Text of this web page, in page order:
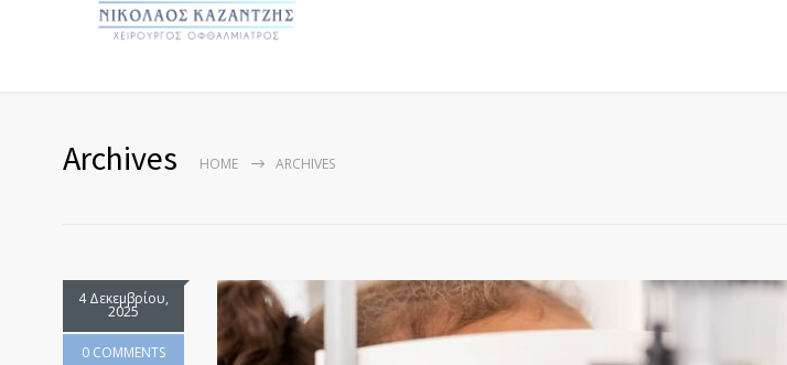
Archives HOME ARCHIVES
4 Δεκεμβρίου,
2025
0 COMMENTS